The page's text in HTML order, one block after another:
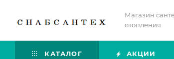
Магазин
отопления
КАТАЛОГ АКЦИИ